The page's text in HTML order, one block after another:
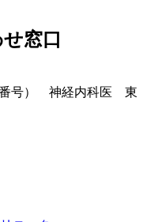
窓口
番号） 神経内科医 東